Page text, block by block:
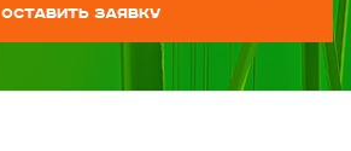
Оставить заявку